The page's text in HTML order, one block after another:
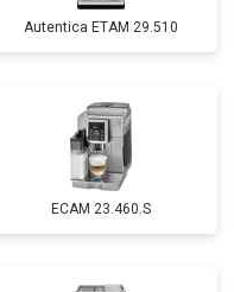
Autentica ETAM 29.510
EСAM 23.460.S